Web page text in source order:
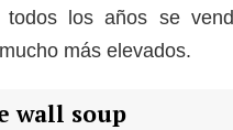
los años se
más elevados.
wall soup